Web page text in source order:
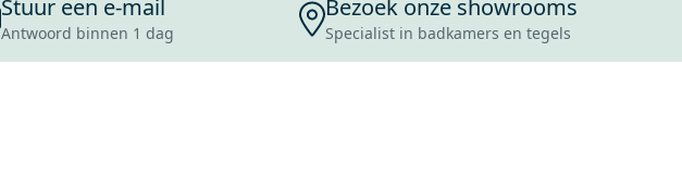
Stuur een e-mail
Antwoord binnen 1 dag
Bezoek onze showrooms
Specialist in badkamers en tegels